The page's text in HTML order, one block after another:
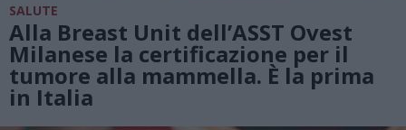
SALUTE
Alla Breast Unit dell’ASST Ovest
Milanese la certificazione per il
tumore alla mammella. È la prima
in Italia